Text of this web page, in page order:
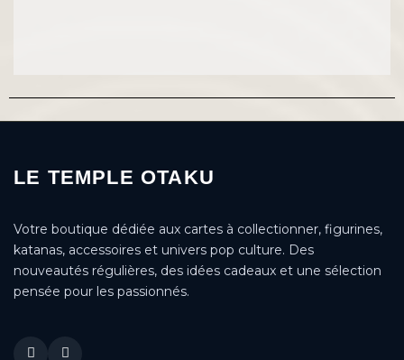
LE TEMPLE OTAKU
Votre boutique dédiée aux cartes à collectionner, figurines,
katanas, accessoires et univers pop culture. Des
nouveautés régulières, des idées cadeaux et une sélection
pensée pour les passionnés.